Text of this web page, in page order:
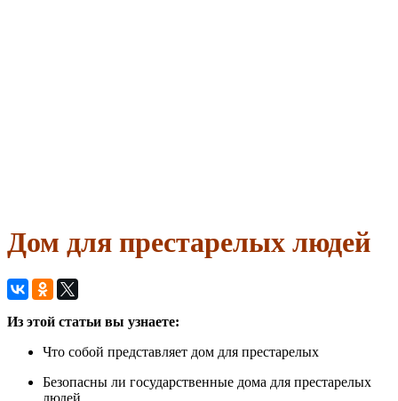
Дом для престарелых людей
Из этой статьи вы узнаете:
Что собой представляет дом для престарелых
Безопасны ли государственные дома для престарелых
людей